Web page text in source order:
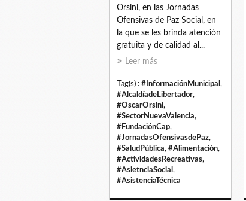
Orsini, en las Jornadas
Ofensivas de Paz Social, en
la que se les brinda atención
gratuita y de calidad al...
Leer más
Tag(s) : #InformaciónMunicipal ,
#AlcaldíadeLibertador,
#OscarOrsini,
#SectorNuevaValencia,
#FundaciónCap,
#JornadasOfensivasdePaz,
#SaludPública, #Alimentación,
#ActividadesRecreativas,
#AsietnciaSocial ,
#AsistenciaTécnica